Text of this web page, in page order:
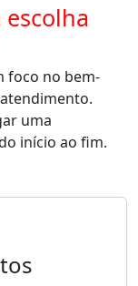
foco no bem-
uma
início ao fim.